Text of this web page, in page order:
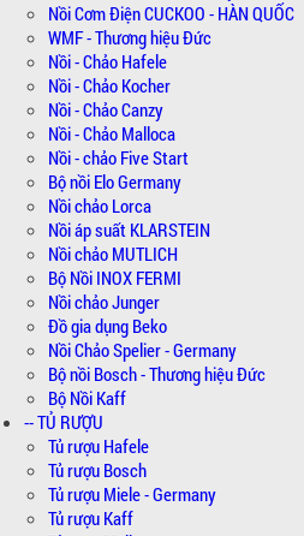
Nồi Cơm Điện CUCKOO - HÀN QUỐC
WMF - Thương hiệu Đức
Nồi - Chảo Hafele
Nồi - Chảo Kocher
Nồi - Chảo Canzy
Nồi - Chảo Malloca
Nồi - chảo Five Start
Bộ nồi Elo Germany
Nồi chảo Lorca
Nồi áp suất KLARSTEIN
Nồi chảo MUTLICH
Bộ Nồi INOX FERMI
Nồi chảo Junger
Đồ gia dụng Beko
Nồi Chảo Spelier - Germany
Bộ nồi Bosch - Thương hiệu Đức
Bộ Nồi Kaff
-- TỦ RƯỢU
Tủ rượu Hafele
Tủ rượu Bosch
Tủ rượu Miele - Germany
Tủ rượu Kaff